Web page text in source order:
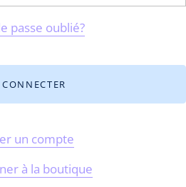
passe oublié?
un compte
à la boutique